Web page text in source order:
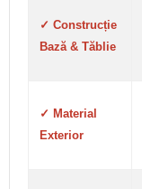
✓ Construcție
Bază & Tăblie
✓ Material
Exterior